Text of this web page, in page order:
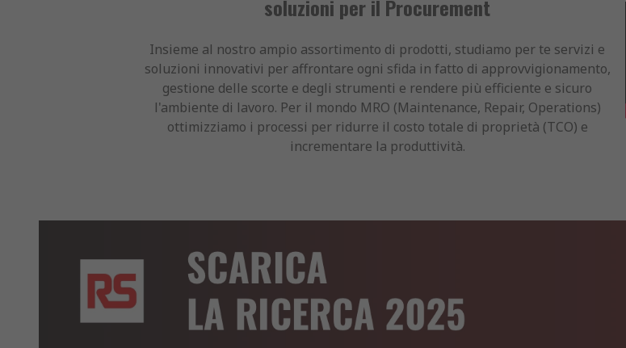
soluzioni per il Procurement
Insieme al nostro ampio assortimento di prodotti, studiamo per te servizi e
soluzioni innovativi per affrontare ogni sfida in fatto di approvvigionamento,
gestione delle scorte e degli strumenti e rendere più efficiente e sicuro
l'ambiente di lavoro. Per il mondo MRO (Maintenance, Repair, Operations)
ottimizziamo i processi per ridurre il costo totale di proprietà (TCO) e
incrementare la produttività.